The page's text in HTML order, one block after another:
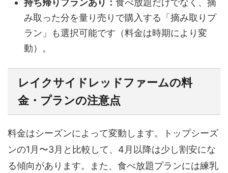
み取った分を量り売りで購入する「摘み取りプ
ラン」も選択可能です（料金は時期により変
動）。
レイクサイドレッドファームの料
金・プランの注意点
料金はシーズンによって変動します。トップシーズ
ンの1月〜3月と比較して、4月以降は少し割安にな
る傾向があります。また、食べ放題プランには練乳